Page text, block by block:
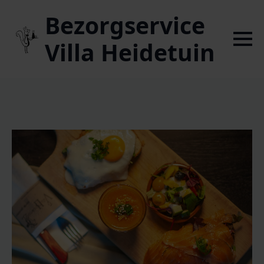
Bezorgservice
Villa Heidetuin